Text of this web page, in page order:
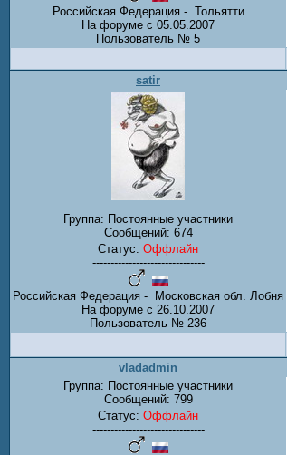
Российская Федерация - Тольятти
На форуме с 05.05.2007
Пользователь № 5
satir
Группа: Постоянные участники
Сообщений: 674
Статус: Оффлайн
-------------------------------
Российская Федерация - Московская обл. Лобня
На форуме с 26.10.2007
Пользователь № 236
vladadmin
Группа: Постоянные участники
Сообщений: 799
Статус: Оффлайн
-------------------------------